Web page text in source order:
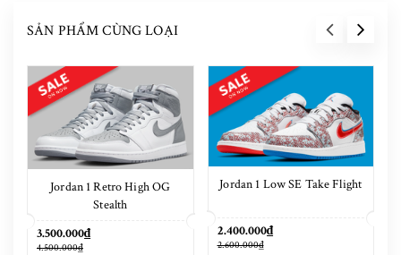
SẢN PHẨM CÙNG LOẠI
Jordan 1 Retro High OG
Stealth
3.500.000₫
4.500.000₫
Jordan 1 Low SE Take Flight
2.400.000₫
2.600.000₫